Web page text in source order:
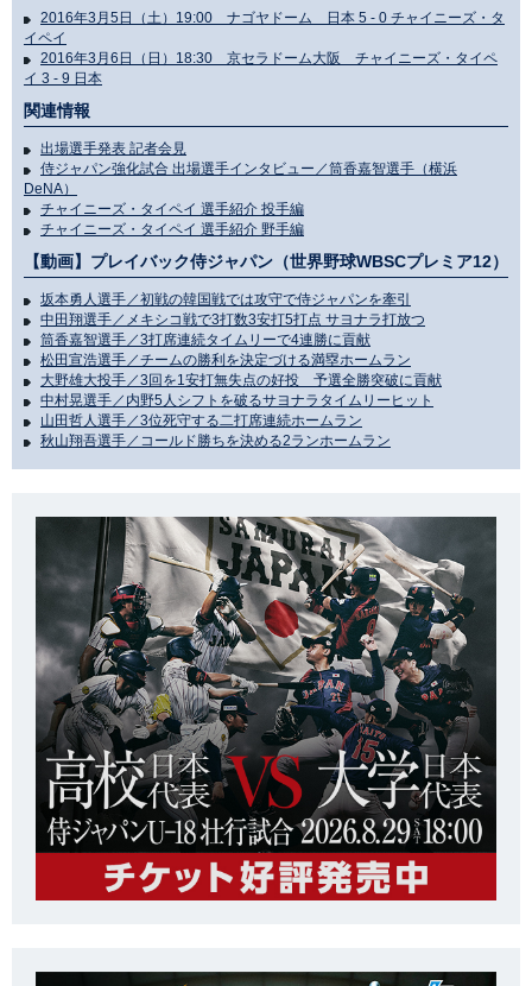
2016年3月5日（土）19:00 ナゴヤドーム 日本 5 - 0 チャイニーズ・タ
イペイ
2016年3月6日（日）18:30 京セラドーム大阪 チャイニーズ・タイペ
イ 3 - 9 日本
関連情報
出場選手発表 記者会見
侍ジャパン強化試合 出場選手インタビュー／筒香嘉智選手（横浜
DeNA）
チャイニーズ・タイペイ 選手紹介 投手編
チャイニーズ・タイペイ 選手紹介 野手編
【動画】プレイバック侍ジャパン（世界野球WBSCプレミア12）
坂本勇人選手／初戦の韓国戦では攻守で侍ジャパンを牽引
中田翔選手／メキシコ戦で3打数3安打5打点 サヨナラ打放つ
筒香嘉智選手／3打席連続タイムリーで4連勝に貢献
松田宣浩選手／チームの勝利を決定づける満塁ホームラン
大野雄大投手／3回を1安打無失点の好投 予選全勝突破に貢献
中村晃選手／内野5人シフトを破るサヨナラタイムリーヒット
山田哲人選手／3位死守する二打席連続ホームラン
秋山翔吾選手／コールド勝ちを決める2ランホームラン